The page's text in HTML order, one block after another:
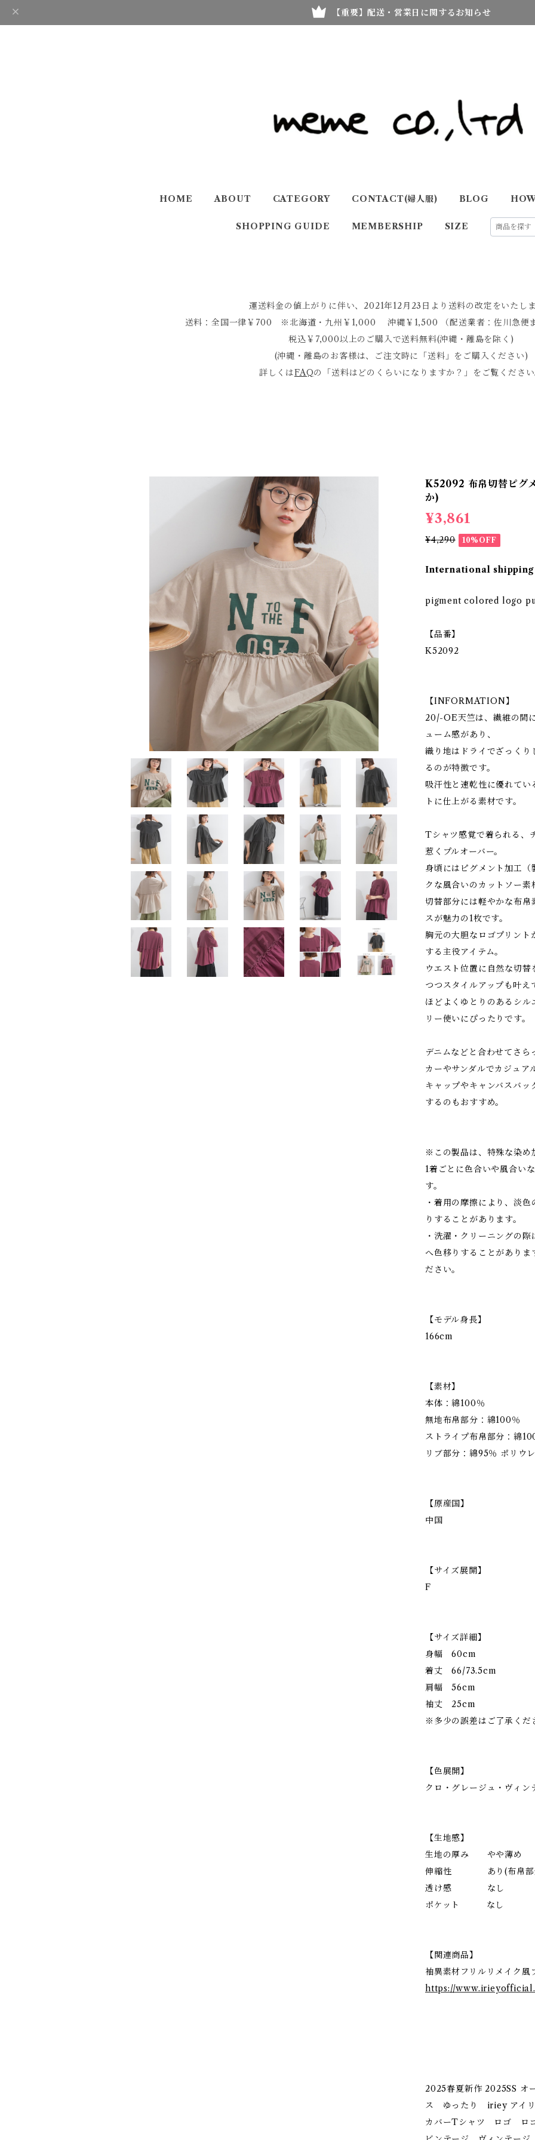
【重要】配送・営業日に関するお知らせ
HOME ABOUT CATEGORY CONTACT(婦人服) BLOG
SHOPPING GUIDE MEMBERSHIP SIZE
運送料金の値上がりに伴い、2021年12月23日より送料の改定をいたしま
送料：全国一律￥700 ※北海道・九州￥1,000 沖縄￥1,500 （配送業者：佐川急便
税込￥7,000以上のご購入で送料無料(沖縄・離島を除く)
(沖縄・離島のお客様は、ご注文時に「送料」をご購入ください)
詳しくはFAQの「送料はどのくらいになりますか？」をご覧ください
K52092 布帛切替ピグ
か)
¥3,861
¥4,290 10%OFF
International
pigment colored logo
【品番】
K52092
【INFORMATION】
20/-OE天竺は、繊維の間
ューム感があり、
織り地はドライでざっく
るのが特徴です。
吸汗性と速乾性に優れてい
トに仕上がる素材です。
Tシャツ感覚で着られる、
惹くプルオーバー。
身頃にはピグメント加工（
クな風合いのカットソー素
切替部分には軽やかな布帛
スが魅力の1枚です。
胸元の大胆なロゴプリント
する主役アイテム。
ウエスト位置に自然な切
つつスタイルアップも叶え
ほどよくゆとりのあるシル
リー使いにぴったりです。
デニムなどと合わせてさ
カーやサンダルでカジュ
キャップやキャンバスバ
するのもおすすめ。
※この製品は、特殊な染め
1着ごとに色合いや風合い
す。
・着用の摩擦により、淡
りすることがあります。
・洗濯・クリーニングの
へ色移りすることがありま
ださい。
【モデル身長】
166cm
【素材】
本体：綿100％
無地布帛部分：綿100％
ストライプ布帛部分：綿
リブ部分：綿95％ ポリウ
【原産国】
中国
【サイズ展開】
F
【サイズ詳細】
身幅 60cm
着丈 66/73.5cm
肩幅 56cm
袖丈 25cm
※多少の誤差はご了承くだ
【色展開】
クロ・グレージュ・ヴィン
【生地感】
生地の厚み やや薄め
伸縮性 あり(布帛部
透け感 なし
ポケット なし
【関連商品】
袖異素材フリルリメイク
https://
2025春夏新作 2025SS オ
ス ゆったり iriey アイ
カバーTシャツ ロゴ ロ